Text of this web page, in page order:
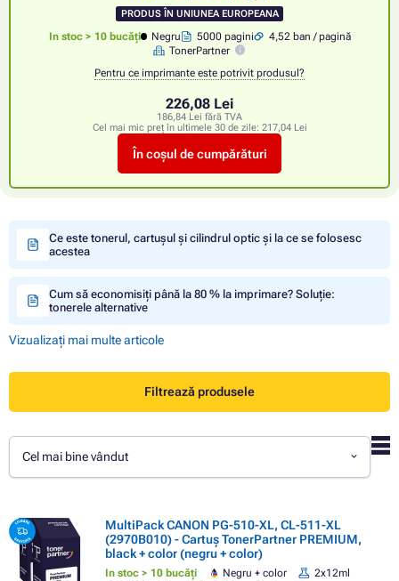
PRODUS ÎN UNIUNEA EUROPEANA
In stoc > 10 bucăți Negru 5000 pagini
4,52 ban / pagină
TonerPartner
Pentru ce imprimante este potrivit produsul?
226,08 Lei
186,84 Lei fără TVA
Cel mai mic preț în ultimele 30 de zile: 217,04 Lei
În coșul de cumpărături
Ce este tonerul, cartușul și cilindrul optic și la ce se folosesc
acestea
Cum să economisiți până la 80 % la imprimare? Soluție:
tonerele alternative
Vizualizați mai multe articole
Filtrează produsele
Cel mai bine vândut
MultiPack CANON PG-510-XL, CL-511-XL
(2970B010) - Cartuș TonerPartner PREMIUM,
black + color (negru + color)
In stoc > 10 bucăți Negru + color
2x12ml